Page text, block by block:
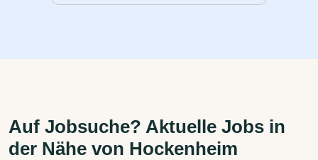
Auf Jobsuche? Aktuelle Jobs in
der Nähe von Hockenheim